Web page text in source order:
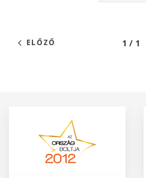
ELŐZŐ 1 / 1